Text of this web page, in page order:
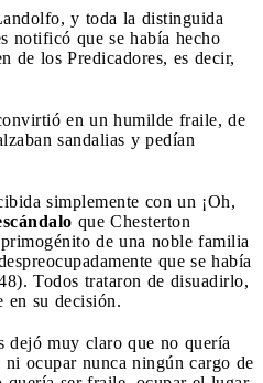
y toda la distinguida
notificó que se había hecho
de los Predicadores, es decir,
en un humilde fraile, de
sandalias y pedían
simplemente con un ¡Oh,
que Chesterton
de una noble familia
que se había
Todos trataron de disuadirlo,
en su decisión.
dejó muy claro que no quería
ocupar nunca ningún cargo de